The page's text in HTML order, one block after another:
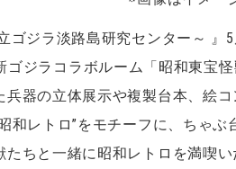
ゴジラ淡路島研究センター～ 』
ゴジラコラボルーム「昭和東
器の立体展示や複製台本、絵
和レトロ”をモチーフに、ちゃ
ちと一緒に昭和レトロを満喫い